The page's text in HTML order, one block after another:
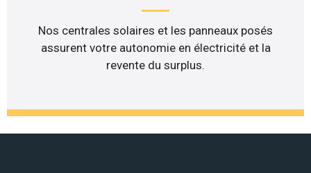
Nos centrales solaires et les panneaux posés
assurent votre autonomie en électricité et la
revente du surplus.